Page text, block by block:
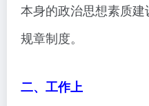
本身的政治思想素质
规章制度。
二、工作上